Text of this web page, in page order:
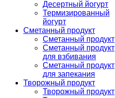
Десертный йогурт
Термизированный
йогурт
Сметанный продукт
Сметанный продукт
Сметанный продукт
для взбивания
Сметанный продукт
для запекания
Творожный продукт
Творожный продукт